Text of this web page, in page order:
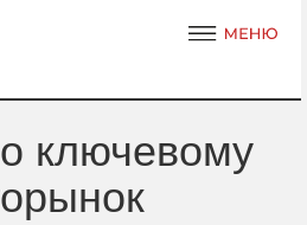
ключевому